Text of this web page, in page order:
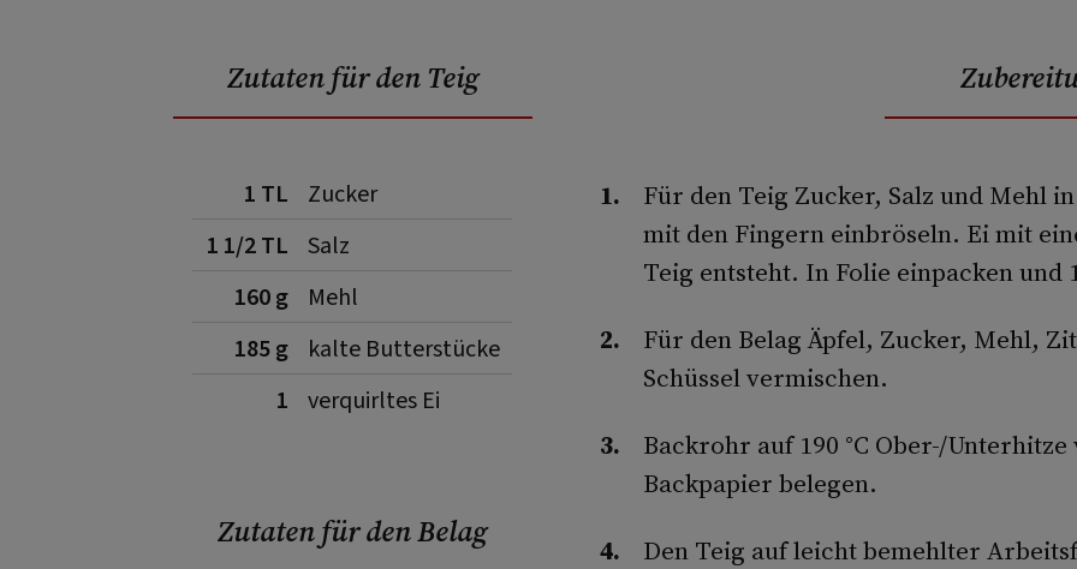
Zutaten für den Teig
1 TL
Zucker
1 1/2 TL
Salz
160 g
Mehl
185 g
kalte Butterstücke
1
verquirltes Ei
Zutaten für den Belag
Für den Teig Zucker, Salz und Mehl
mit den Fingern einbröseln. Ei mit
Teig entsteht. In Folie einpacken und
Für den Belag Äpfel, Zucker, Mehl,
Schüssel vermischen.
Backrohr auf 190 °C Ober-/
Backpapier belegen.
Den Teig auf leicht bemehlter